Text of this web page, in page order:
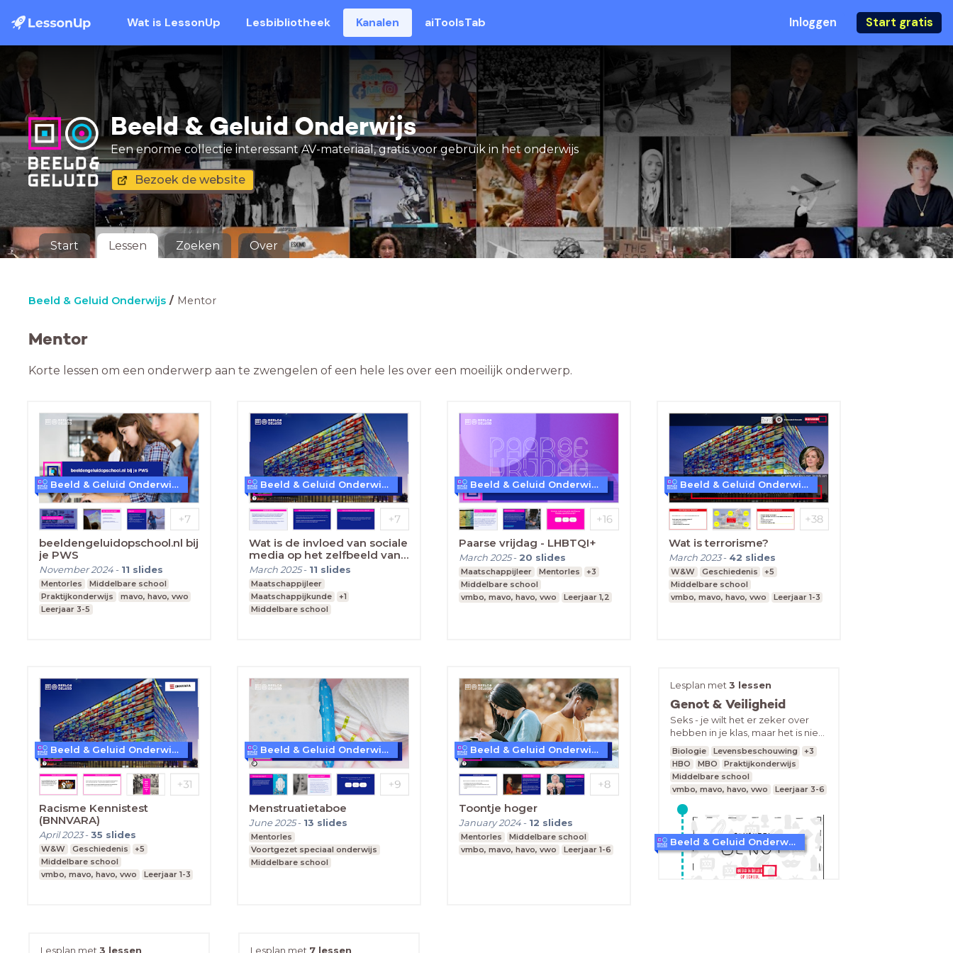
Wat is LessonUp Lesbibliotheek Kanalen aiToolsTab Inloggen Start gratis
Beeld & Geluid Onderwijs
Een enorme collectie interessant AV-materiaal, gratis voor gebruik in het onderwijs
Bezoek de website
Start Lessen Zoeken Over
Beeld & Geluid Onderwijs Mentor
Mentor
Korte lessen om een onderwerp aan te zwengelen of een hele les over een moeilijk onderwerp.
beeldengeluidopschool.nl bij
je PWS
November 2024- 11 slides
Mentorles
Middelbare school
Praktijkonderwijs
mavo, havo, vwo
Leerjaar 3-5
Beeld & Geluid Onderwijs
Wat is de invloed van sociale
media op het zelfbeeld van
jonge mensen?
March 2025- 11 slides
Maatschappijleer
Maatschappijkunde
+1
Middelbare school
Beeld & Geluid Onderwijs
Paarse vrijdag - LHBTQI+
March 2025- 20 slides
Maatschappijleer Mentorles
+3
Middelbare school
vmbo, mavo, havo, vwo
Leerjaar 1,2
Beeld & Geluid Onderwijs
Wat is terrorisme?
March 2023- 42 slides
W&W Geschiedenis
+5
Middelbare school
vmbo, mavo, havo, vwo
Leerjaar 1-3
Beeld & Geluid Onderwijs
Racisme Kennistest
(BNNVARA)
April 2023-35 slides
W&W Geschiedenis
+5
Middelbare school
vmbo, mavo, havo, vwo
Leerjaar 1-3
Beeld & Geluid Onderwijs
Menstruatietaboe
June 2025- 13 slides
Mentorles
Voortgezet speciaal onderwijs
Middelbare school
Beeld & Geluid Onderwijs
Toontje hoger
January 2024- 12 slides
Mentorles
Middelbare school
vmbo, mavo, havo, vwo
Leerjaar 1-6
Beeld & Geluid Onderwijs
Lesplan met 3 lessen
Genot & Veiligheid
Seks - je wilt het er zeker over
hebben in je klas, maar het is niet
altijd even gemakkelijk. Brechtje
Oliedam, Bert van der Linden en
Michael Addink, drie studenten
van de Hogeschool Artez in
Arnhem/Nijmegen, maakten in
opdracht van Beeld en Geluid op
school een aantal lessen over
seks onder het thema Genot
&amp; Veiligheid. Met interactieve
onderdelen om het gesprek op
gang te brengen en beeld en
Biologie Levensbeschouwing
+3
HBO
MBO
Praktijkonderwijs
Middelbare school
vmbo, mavo, havo, vwo
Leerjaar 3-6
Beeld & Geluid Onderwijs
Lesplan met 3 lessen Lesplan met 7 lessen